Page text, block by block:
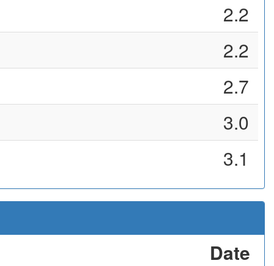
2.2
2.2
2.7
3.0
3.1
Date